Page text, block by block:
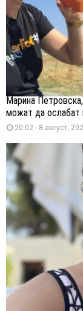
Марина
можат да ослабат
20:02 - 8 август,